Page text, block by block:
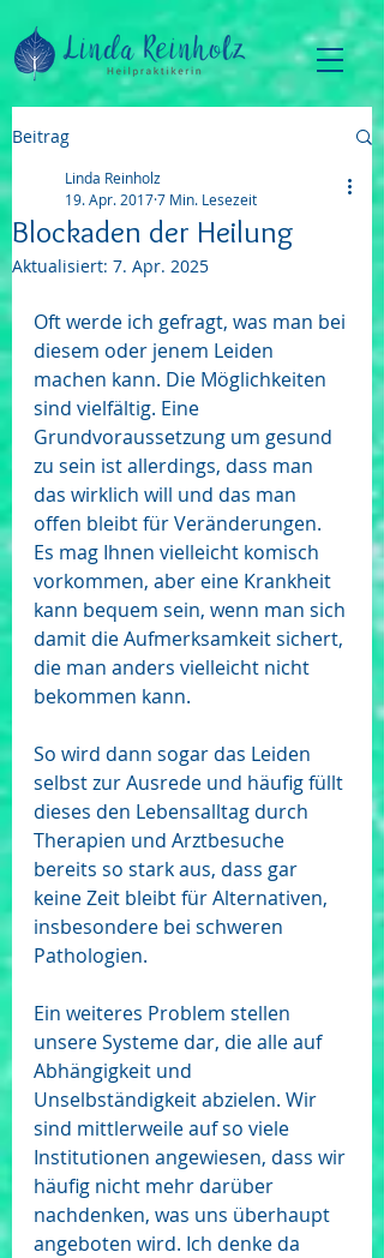
Beitrag
Blockaden der Heilung
Linda Reinholz
19. Apr. 20177 Min. Lesezeit
Aktualisiert: 7. Apr. 2025
Oft werde ich gefragt, was man bei
diesem oder jenem Leiden
machen kann. Die Möglichkeiten
sind vielfältig. Eine
Grundvoraussetzung um gesund
zu sein ist allerdings, dass man
das wirklich will und das man
offen bleibt für Veränderungen.
Es mag Ihnen vielleicht komisch
vorkommen, aber eine Krankheit
kann bequem sein, wenn man sich
damit die Aufmerksamkeit sichert,
die man anders vielleicht nicht
bekommen kann.
So wird dann sogar das Leiden
selbst zur Ausrede und häufig füllt
dieses den Lebensalltag durch
Therapien und Arztbesuche
bereits so stark aus, dass gar
keine Zeit bleibt für Alternativen,
insbesondere bei schweren
Pathologien.
Ein weiteres Problem stellen
unsere Systeme dar, die alle auf
Abhängigkeit und
Unselbständigkeit abzielen. Wir
sind mittlerweile auf so viele
Institutionen angewiesen, dass wir
häufig nicht mehr darüber
nachdenken, was uns überhaupt
angeboten wird. Ich denke da